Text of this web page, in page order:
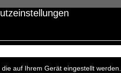
auf Ihrem Gerät eingestellt werden.